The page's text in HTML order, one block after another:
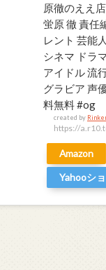
原徹のええ
蛍原 徹 責任
レント 芸能
シネマ ドラ
アイドル 流
グラビア 声
料無料 #og
created by
https://
Amazon
Yahooシ